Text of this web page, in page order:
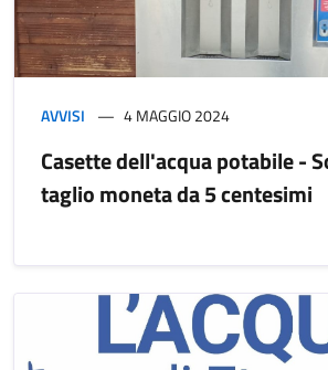
AVVISI 4 MAGGIO 2024
Casette dell'acqua potabile -
taglio moneta da 5 centesimi